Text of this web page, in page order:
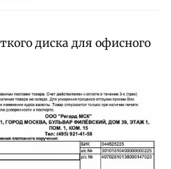
диска для офисного